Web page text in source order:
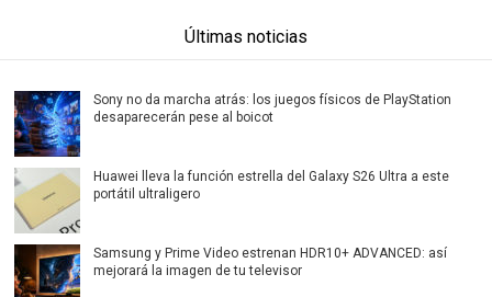
Últimas noticias
Sony no da marcha atrás: los juegos físicos de PlayStation
desaparecerán pese al boicot
Huawei lleva la función estrella del Galaxy S26 Ultra a este
portátil ultraligero
Samsung y Prime Video estrenan HDR10+ ADVANCED: así
mejorará la imagen de tu televisor